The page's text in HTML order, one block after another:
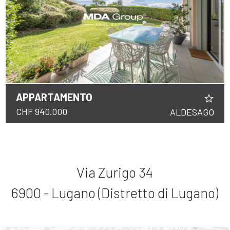
APPARTAMENTO
CHF 940.000 ALDESAGO
Via Zurigo 34
6900 - Lugano (Distretto di Lugano)